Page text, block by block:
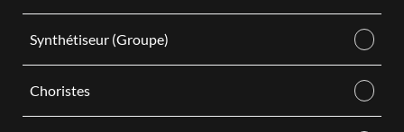
Synthétiseur (Groupe)
Choristes